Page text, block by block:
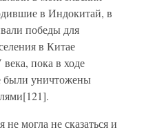
в Индокитай, в
победы для
в Китае
пока в ходе
были уничтожены
не могла не сказаться и